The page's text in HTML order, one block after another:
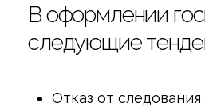
В оформлении
следующие
Отказ от